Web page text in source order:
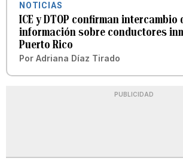
NOTICIAS
ICE y DTOP confirman intercambio
información sobre conductores
Puerto Rico
Por Adriana Díaz Tirado
PUBLICIDAD